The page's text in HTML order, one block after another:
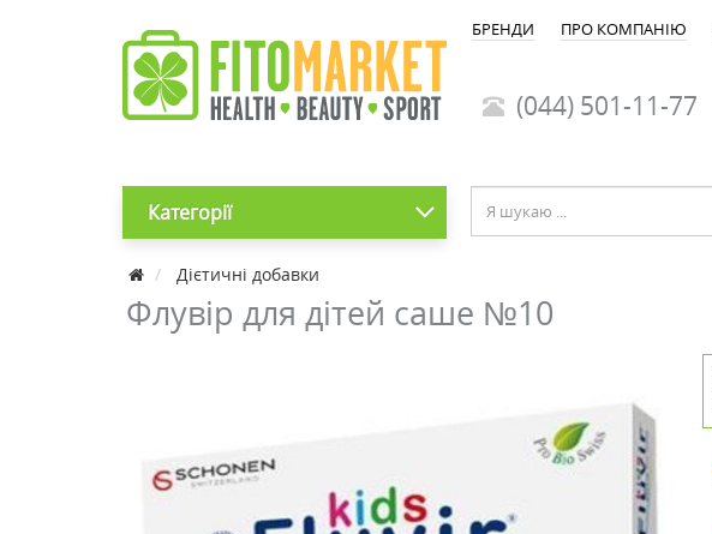
БРЕНДИ ПРО КОМПАНІЮ
(044) 501-11-77
Категорії
Дієтичні добавки
Флувір для дітей саше №10